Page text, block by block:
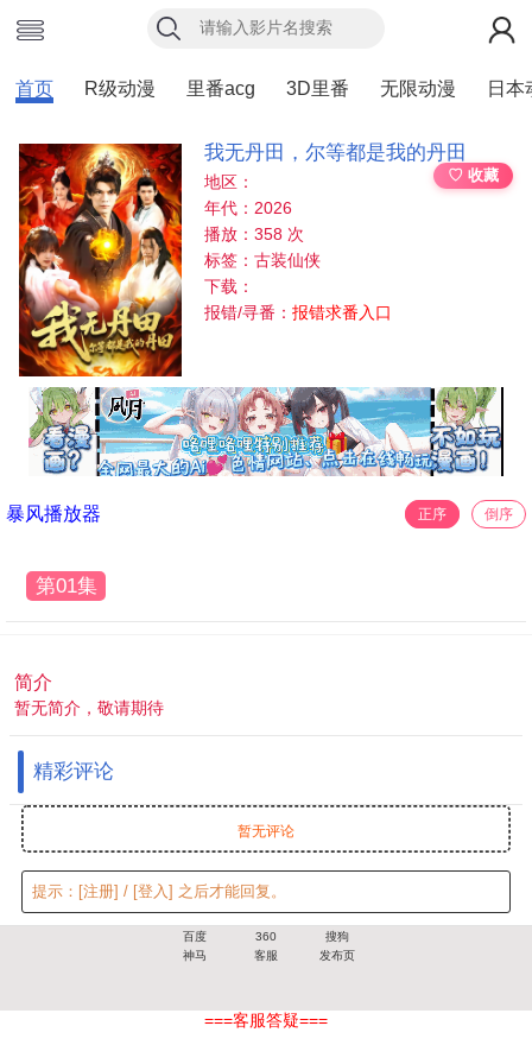
首页 R级动漫 里番acg 3D里番 无限动漫 日本
我无丹田，尔等都是我的丹田
♡ 收藏
地区：
年代：2026
播放：358 次
标签：古装仙侠
下载：
报错/寻番：报错求番入口
暴风播放器 正序 倒序
第01集
简介
暂无简介，敬请期待
精彩评论
暂无评论
提示： [注册] / [登入] 之后才能回复。
百度 360
搜狗
神马
客服 发布页
===客服答疑===